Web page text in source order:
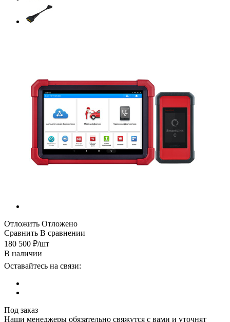
Отложить Отложено
Сравнить В сравнении
180 500 ₽/шт
В наличии
Оставайтесь на связи:
Под заказ
Наши менеджеры обязательно свяжутся с вами и уточнят